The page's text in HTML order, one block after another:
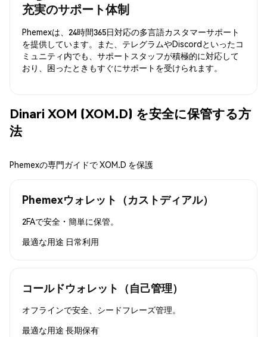
充実のサポート体制
Phemexは、24時間365日対応の多言語カスタマーサポート
を提供しています。また、テレグラムやDiscordといったコ
ミュニティ内でも、サポートスタッフが積極的に対応して
おり、困ったときもすぐにサポートを受けられます。
Dinari XOM (XOM.D) を安全に保管する方
法
Phemexの専門ガイドで XOM.D を保護
Phemexウォレット（カストディアル）
2FAで安全・簡単に保管。
最適な用途 日常利用
コールドウォレット（自己管理）
オフラインで安全、シードフレーズ管理。
最適な用途 長期保有